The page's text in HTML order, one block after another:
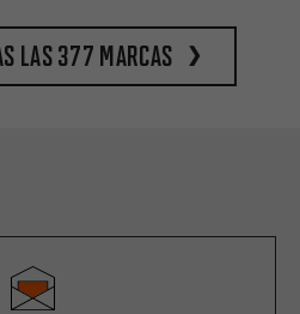
las 377 marcas